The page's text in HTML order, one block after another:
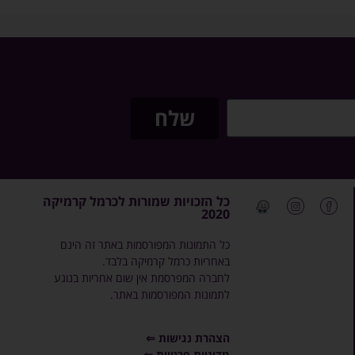
שלח
כל הזכויות שמורות לכרמל קרמיקה
2020
כל התמונות המפורסמות באתר זה הינם
באחריות כרמל קרמיקה בלבד.
לחברה המפרסמת אין שום אחריות בנוגע
לתמונות המפורסמות באתר.
הצהרת נגישות ⇐